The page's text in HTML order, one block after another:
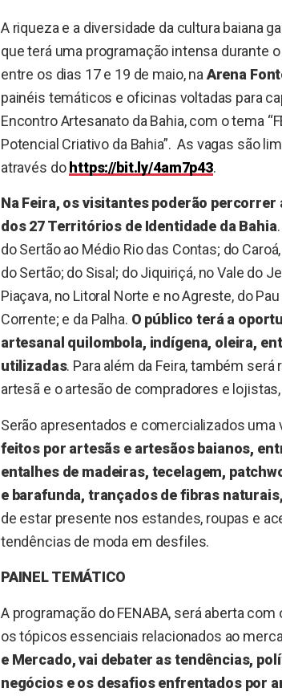
A riqueza e a diversidade da cultura baiana
que terá uma programação intensa durante o
entre os dias 17 e 19 de maio, na Arena
painéis temáticos e oficinas voltadas para
Encontro Artesanato da Bahia, com o tema
Potencial Criativo da Bahia”. As vagas são
através do https://bit.ly/4am7p43.
Na Feira, os visitantes poderão
dos 27 Territórios de Identidade da Bahia
do Sertão ao Médio Rio das Contas; do
do Sertão; do Sisal; do Jiquiriçá, no Vale do
Piaçava, no Litoral Norte e no Agreste, do
Corrente; e da Palha. O público terá a
artesanal quilombola, indígena, oleira,
utilizadas. Para além da Feira, também
artesã e o artesão de compradores e
Serão apresentados e comercializados uma
feitos por artesãs e artesãos baianos,
entalhes de madeiras, tecelagem,
e barafunda, trançados de fibras
de estar presente nos estandes, roupas e
tendências de moda em desfiles.
PAINEL TEMÁTICO
A programação do FENABA, será aberta
os tópicos essenciais relacionados ao
e Mercado, vai debater as tendências,
negócios e os desafios enfrentados por